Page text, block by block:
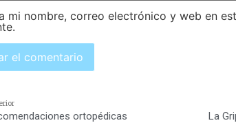
mi nombre, correo electrónico y web en
ortopédicas